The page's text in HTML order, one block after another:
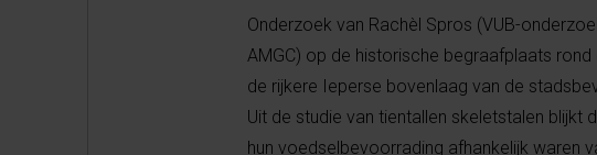
Onderzoek van Rachèl Spros (VUB-
AMGC) op de historische begraafplaats
de rijkere Ieperse bovenlaag van de
Uit de studie van tientallen skeletstalen
hun voedselbevoorrading afhankelijk waren